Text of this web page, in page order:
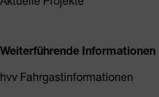
Weiterführende Informationen
hvv Fahrgastinformationen